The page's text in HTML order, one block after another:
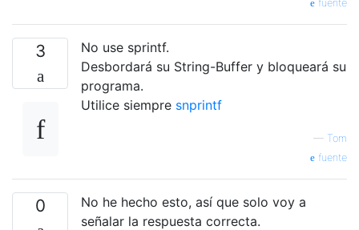
fuente
3
No use sprintf.
Desbordará su String-Buffer y bloqueará su
programa.
Utilice siempre snprintf
— Tom
fuente
0
No he hecho esto, así que solo voy a
señalar la respuesta correcta.